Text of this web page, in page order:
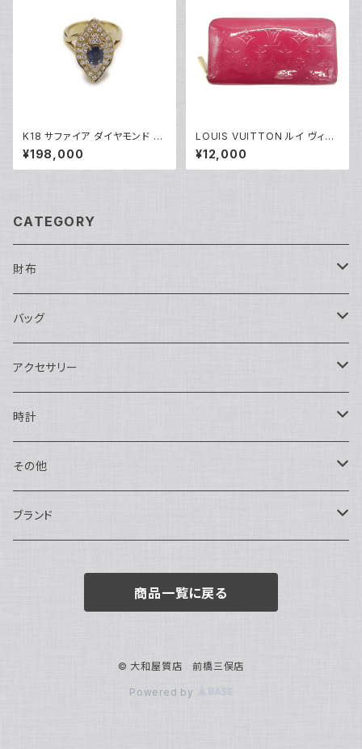
K18 サファイア ダイヤモンド デ
ザインリング 18金 指輪 12号 Y
05246
¥198,000
LOUIS VUITTON ルイ ヴィト
ン ジッピー・ウォレット モノグラ
ム ヴェルニ ローズアンディアン
長財布 M90075 Y05071
¥12,000
CATEGORY
財布
長財布
二つ折り
バッグ
ショルダーバッグ・ボディバッグ
ハンドバッグ・ポーチ
トートバッグ
バックパック・リュックサック
ボストンバッグ
アクセサリー
ネックレス
指輪
ピアス・イヤリング
チャーム・キーホルダー
時計
アナログ・機械式
アナログ・クォーツ
その他
ペン・万年筆
ブランド
BOTTEGA VENETA
商品一覧に戻る
© 大和屋質店 前橋三俣店
Powered by